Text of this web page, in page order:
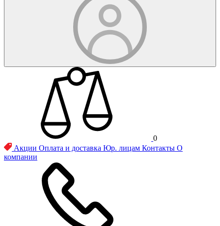
0
Акции Оплата и доставка Юр. лицам Контакты О
компании